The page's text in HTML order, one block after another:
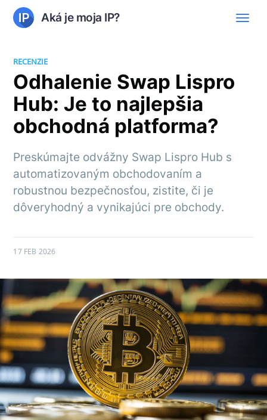
Aká je moja IP?
RECENZIE
Odhalenie Swap Lispro
Hub: Je to najlepšia
obchodná platforma?
Preskúmajte odvážny Swap Lispro Hub s
automatizovaným obchodovaním a
robustnou bezpečnosťou, zistite, či je
dôveryhodný a vynikajúci pre obchody.
17 FEB 2026